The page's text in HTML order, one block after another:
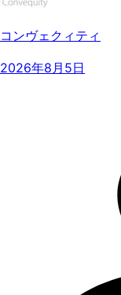
コンヴェクィティ
2026年8月5日